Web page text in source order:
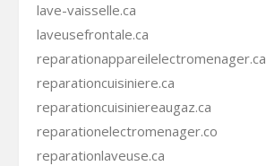
lave-vaisselle.ca
laveusefrontale.ca
reparationappareilelectromenager.ca
reparationcuisiniere.ca
reparationcuisiniereaugaz.ca
reparationelectromenager.co
reparationlaveuse.ca